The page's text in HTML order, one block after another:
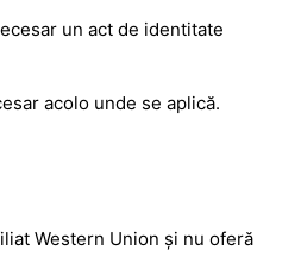
un act de identitate
acolo unde se aplică.
Western Union și nu oferă